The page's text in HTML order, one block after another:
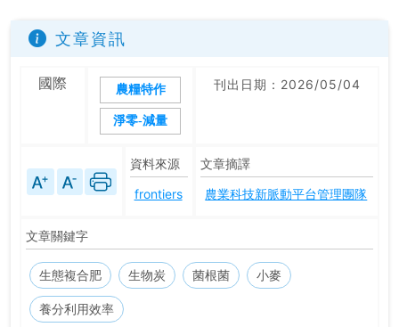
文章資訊
國際 農糧特作
淨零-減量
刊出日期：2026/05/04
資料來源
frontiers
文章摘譯
農業科技新脈動平台管理團隊
文章關鍵字
生態複合肥 生物炭 菌根菌 小麥
養分利用效率